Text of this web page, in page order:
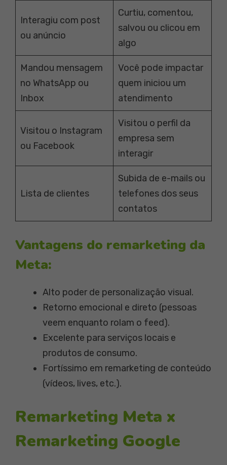
Interagiu com post
ou anúncio
Curtiu, comentou,
salvou ou clicou em
algo
Mandou mensagem
no WhatsApp ou
Inbox
Você pode impactar
quem iniciou um
atendimento
Visitou o Instagram
ou Facebook
Visitou o perfil da
empresa sem
interagir
Lista de clientes
Subida de e-mails ou
telefones dos seus
contatos
Vantagens do remarketing da
Meta:
Alto poder de personalização visual.
Retorno emocional e direto (pessoas
veem enquanto rolam o feed).
Excelente para serviços locais e
produtos de consumo.
Fortíssimo em remarketing de conteúdo
(vídeos, lives, etc.).
Remarketing Meta x
Remarketing Google